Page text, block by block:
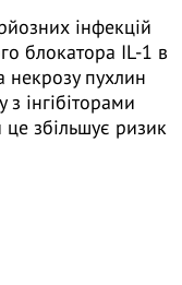
інфекцій
блокатора IL-1 в
некрозу пухлин
інгібіторами
збільшує ризик